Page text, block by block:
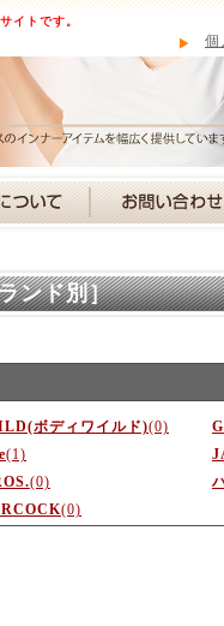
イトです。
個
ンド別］
ボディワイルド)(0)
(1)
(0)
(0)